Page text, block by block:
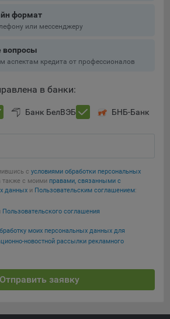
пользователей сайта, в том числе
популярные страницы и принимать
«Инкогнито», чтобы ограничить
сессионные файлы cookie. Кроме
управления можно ознакомиться,
ссылкам, ведущим на
сайтов основных браузеров:
по умолчанию
формат
или мессенджеру
вопросы
аспектам кредита от профессионалов
в банки:
Банк БелВЭБ БНБ-Банк
с условиями обработки персональных
также с моими правами, связанными с
данных и Пользовательским соглашением:
Пользовательского соглашения
моих персональных данных для
новостной рассылки рекламного
Отправить заявку